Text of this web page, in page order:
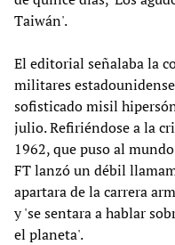
Taiwán'.
El editorial señalaba la
militares
sofisticado misil
julio. Refiriéndose a la
1962, que puso al
FT lanzó un débil
apartara de la carrera
y 'se sentara a hablar
el planeta'.